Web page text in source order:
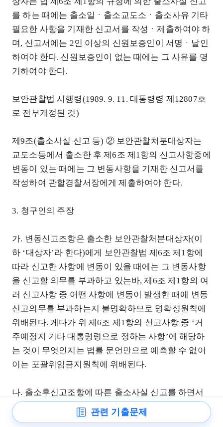
를 하는 때에는 출소일ㆍ출소교도소ㆍ출소사유 기타
필요한 사항을 기재한 신고서를 작성ㆍ제출하여야 하
며, 신고서에는 2인 이상의 신원보증인이 서명ㆍ날인
하여야 한다. 신원보증인이 없는 때에는 그 사유를 명
기하여야 한다.
보안관찰법 시행령(1989. 9. 11. 대통령령 제12807호
로 전부개정된 것)
제9조(출소사실 신고 등) ② 보안관찰처분대상자는
교도소등에서 출소한 후 제6조 제1항의 신고사항중에
변동이 있는 때에는 그 변동사항을 기재한 신고서를
작성하여 관할경찰서장에게 제출하여야 한다.
3. 청구인의 주장
가. 변동신고조항은 출소한 보안관찰처분대상자(이
하 ‘대상자’라 한다)에게 보안관찰법 제6조 제1항에
따라 신고한 사항에 변동이 있을 때에는 그 변동사항
을 신고할 의무를 부과하고 있는바, 제6조 제1항의 여
러 신고사항 중 어떤 사항에 변동이 발생한 때에 변동
신고의무를 부과하는지 불명확하므로 명확성원칙에
위배된다. 게다가 위 제6조 제1항의 신고사항 중 ‘거
주예정지 기타 대통령령으로 정하는 사항’에 해당하
는 것이 무엇인지는 법률 문언만으로 예측할 수 없어
이는 포괄위임금지원칙에 위배된다.
나. 출소후신고조항에 따른 출소사실 신고를 하면서
신원보증인 2인을 세우도록 하는 동법 시행령 제9조
는 법률의 위임 없이 또는 법률에서 위임한 범위를 벗
관련 기출문제